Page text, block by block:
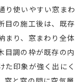
り使いやすい窓まわ
目の施工後は、既存
まり、窓まわり全体
目調の枠が既存の内
た印象が強く出にく